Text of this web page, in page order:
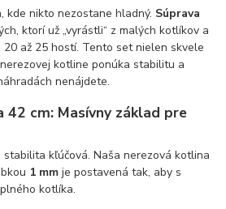
kde nikto nezostane hladný. Súprava
ktorí už „vyrástli“ z malých kotlíkov a
až 25 hostí. Tento set nielen skvele
kotline ponúka stabilitu a
nenájdete.
cm: Masívny základ pre
kľúčová. Naša nerezová kotlina
1 mm je postavená tak, aby s
kotlíka.